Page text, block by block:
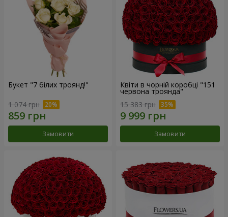
Букет "7 білих троянд!"
1 074 грн
Замовити
Квіти в чорній коробці "151
червона троянда"
15 383 грн
Замовити